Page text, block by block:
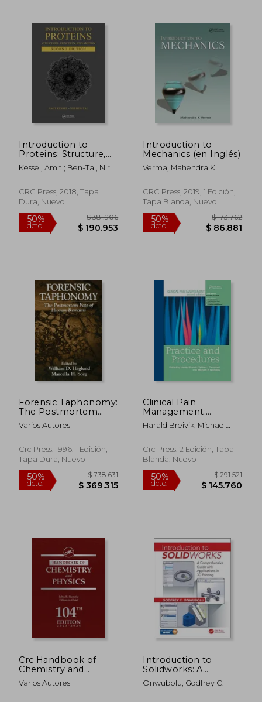
$
50%
dcto.
$ 187.688 50%
dcto.
Introduction to
Proteins: Structure,
Function, and Motion,
Second Edition (en
Kessel, Amit ; Ben-Tal, Nir
CRC Press, 2018, Tapa
Dura, Nuevo
dcto. $ 190.953
Introduction to
Mechanics (en Inglés)
Verma, Mahendra K.
CRC Press, 2019, 1 Edición,
Tapa Blanda, Nuevo
50%
dcto. $
Forensic Taphonomy:
The Postmortem
Fate of Human
Remains
Inglés)
Varios Autores
Crc Press, 1996, 1 Edición,
Tapa Dura, Nuevo
Clinical Pain
Management:
Practice and
Procedures: Practice
Inglés)
Harald Breivik; Michael
Campbell; Toby Newton-
John
Crc Press, 2 Edición, Tapa
Blanda, Nuevo
Crc Handbook of
Chemistry and
Physics (en Inglés)
Varios Autores
Introduction to
Solidworks: A
Comprehensive
Guide with
Onwubolu, Godfrey C.